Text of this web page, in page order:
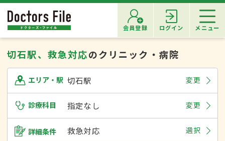
会員登録 ログイン メニュー
切石駅、救急対応のクリニック・病院
エリア・駅 切石駅 変更
診療科目 指定なし 変更
詳細条件 救急対応 選択